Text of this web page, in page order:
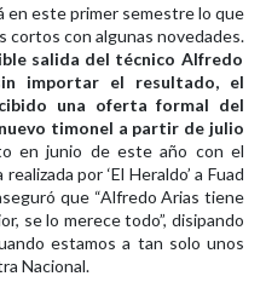
en este primer semestre lo que
cortos con algunas novedades.
salida del técnico Alfredo
importar el resultado, el
una oferta formal del
timonel a partir de julio
en junio de este año con el
por ‘El Heraldo’ a Fuad
que “Alfredo Arias tiene
se lo merece todo”, disipando
estamos a tan solo unos
Nacional.